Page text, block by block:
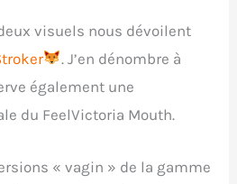
visuels nous dévoilent
. J’en dénombre à
également une
du FeelVictoria Mouth.
« vagin » de la gamme